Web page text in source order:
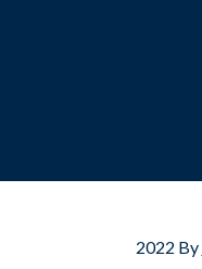
2022 By